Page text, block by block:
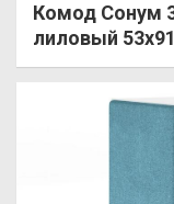
Комод Сонум
лиловый 53х91